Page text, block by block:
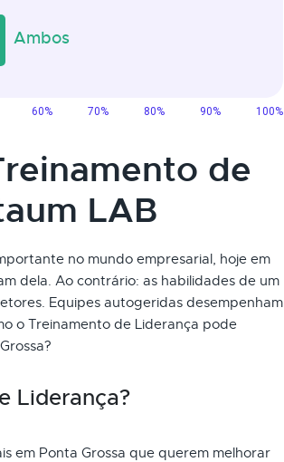
de
LAB
no mundo empresarial, hoje em
dela. Ao contrário: as habilidades de um
Equipes autogeridas desempenham
o Treinamento de Liderança pode
Liderança?
em Ponta Grossa que querem melhorar